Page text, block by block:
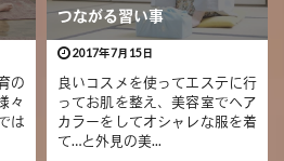
の
々
は
つながる習い事
2017年7月15日
良いコスメを使ってエステに行
ってお肌を整え、美容室でヘア
カラーをしてオシャレな服を着
て…と外見の美...